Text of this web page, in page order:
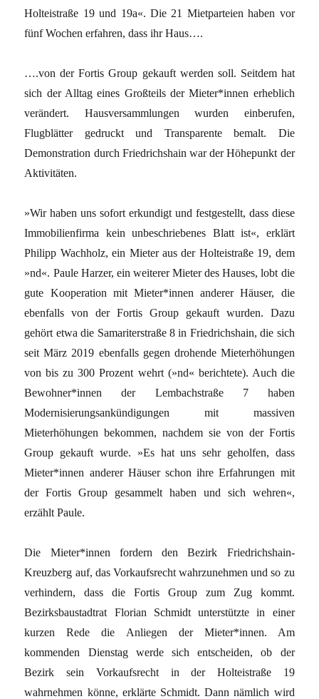
Holteistraße 19 und 19a«. Die 21 Mietparteien haben vor
fünf Wochen erfahren, dass ihr Haus….
….von der Fortis Group gekauft werden soll. Seitdem hat
sich der Alltag eines Großteils der Mieter*innen erheblich
verändert. Hausversammlungen wurden einberufen,
Flugblätter gedruckt und Transparente bemalt. Die
Demonstration durch Friedrichshain war der Höhepunkt der
Aktivitäten.
»Wir haben uns sofort erkundigt und festgestellt, dass diese
Immobilienfirma kein unbeschriebenes Blatt ist«, erklärt
Philipp Wachholz, ein Mieter aus der Holteistraße 19, dem
»nd«. Paule Harzer, ein weiterer Mieter des Hauses, lobt die
gute Kooperation mit Mieter*innen anderer Häuser, die
ebenfalls von der Fortis Group gekauft wurden. Dazu
gehört etwa die Samariterstraße 8 in Friedrichshain, die sich
seit März 2019 ebenfalls gegen drohende Mieterhöhungen
von bis zu 300 Prozent wehrt (»nd« berichtete). Auch die
Bewohner*innen der Lembachstraße 7 haben
Modernisierungsankündigungen mit massiven
Mieterhöhungen bekommen, nachdem sie von der Fortis
Group gekauft wurde. »Es hat uns sehr geholfen, dass
Mieter*innen anderer Häuser schon ihre Erfahrungen mit
der Fortis Group gesammelt haben und sich wehren«,
erzählt Paule.
Die Mieter*innen fordern den Bezirk Friedrichshain-
Kreuzberg auf, das Vorkaufsrecht wahrzunehmen und so zu
verhindern, dass die Fortis Group zum Zug kommt.
Bezirksbaustadtrat Florian Schmidt unterstützte in einer
kurzen Rede die Anliegen der Mieter*innen. Am
kommenden Dienstag werde sich entscheiden, ob der
Bezirk sein Vorkaufsrecht in der Holteistraße 19
wahrnehmen könne, erklärte Schmidt. Dann nämlich wird